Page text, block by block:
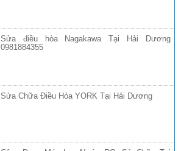
Sửa điều hòa Nagakawa Tại Hải Dương
0981884355
Sửa Chữa Điều Hòa YORK Tại Hải Dương